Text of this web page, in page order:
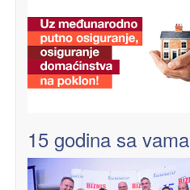
15 godina sa vama